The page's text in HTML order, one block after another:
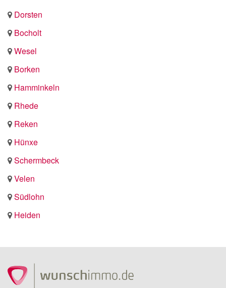
Dorsten
Bocholt
Wesel
Borken
Hamminkeln
Rhede
Reken
Hünxe
Schermbeck
Velen
Südlohn
Heiden